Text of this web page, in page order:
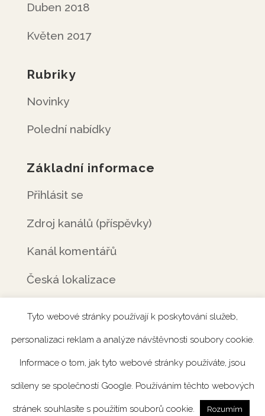
Duben 2018
Květen 2017
Rubriky
Novinky
Polední nabídky
Základní informace
Přihlásit se
Zdroj kanálů (příspěvky)
Kanál komentářů
Česká lokalizace
Úvod Rezervace Menu Fotogalerie
Catering
Tyto webové stránky používají k poskytování služeb,
personalizaci reklam a analýze návštěvnosti soubory cookie.
Informace o tom, jak tyto webové stránky používáte, jsou
sdíleny se společností Google. Používáním těchto webových
stránek souhlasíte s použitím souborů cookie. Rozumím